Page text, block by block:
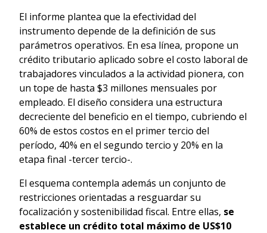
El informe plantea que la efectividad del
instrumento depende de la definición de sus
parámetros operativos. En esa línea, propone un
crédito tributario aplicado sobre el costo laboral de
trabajadores vinculados a la actividad pionera, con
un tope de hasta $3 millones mensuales por
empleado. El diseño considera una estructura
decreciente del beneficio en el tiempo, cubriendo el
60% de estos costos en el primer tercio del
período, 40% en el segundo tercio y 20% en la
etapa final -tercer tercio-.
El esquema contempla además un conjunto de
restricciones orientadas a resguardar su
focalización y sostenibilidad fiscal. Entre ellas, se
establece un crédito total máximo de US$10